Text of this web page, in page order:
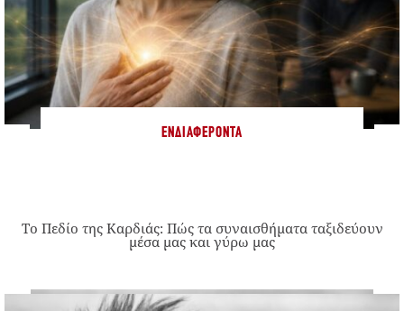
ΕΝΔΙΑΦΈΡΟΝΤΑ
Το Πεδίο της Καρδιάς: Πώς τα συναισθήματα ταξιδεύουν
μέσα μας και γύρω μας